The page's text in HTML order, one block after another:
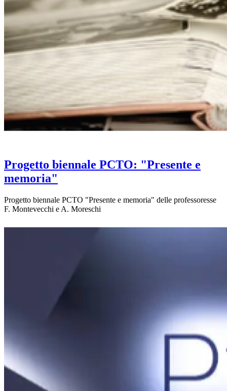
Progetto biennale PCTO: "Presente e
memoria"
Progetto biennale PCTO "Presente e memoria" delle professoresse
F. Montevecchi e A. Moreschi